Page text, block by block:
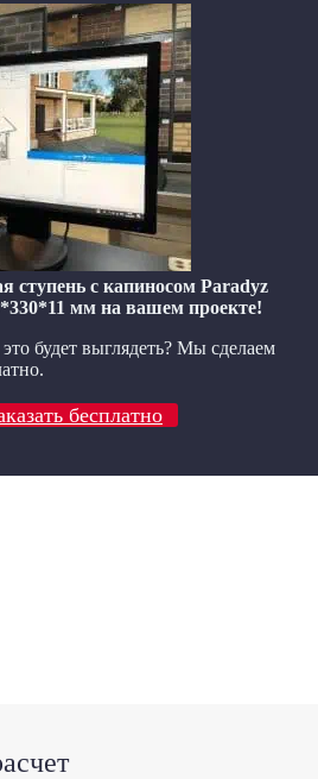
ступень с капиносом Paradyz
мм на вашем проекте!
будет выглядеть? Мы сделаем
бесплатно